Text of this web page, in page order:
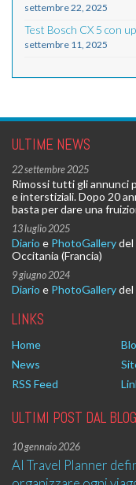
settembre 22, 2025
Test Bosch CX 5 con
settembre 11, 2025
ULTIME NEWS
22 settembre 2025
Rimossi tutti gli annunci
e interstiziali. Dopo 20
basta per dare una
13 luglio 2025
Diario e PhotoGallerydel
Occitania (Francia)
9 giugno 2024
Diario e PhotoGallerydel
LINKS
Home
News
RSS Feed
ULTIMI POST DAL BLOG
10 gennaio 2026
AI Travel Planner